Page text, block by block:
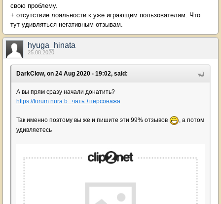
свою проблему.
+ отсутствие лояльности к уже играющим пользователям. Что
тут удивляться негативным отзывам.
hyuga_hinata
25.08.2020
DarkClow, on 24 Aug 2020 - 19:02, said:
А вы прям сразу начали донатить?
https://forum.nura.b...чать +персонажа
Так именно поэтому вы же и пишите эти 99% отзывов
, а потом
удивляетесь